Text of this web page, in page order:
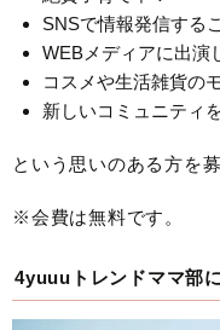
SNSで情報発信する
WEBメディアに出演
コスメや生活雑貨の
新しいコミュニティ
という思いのある方を
※会費は無料です。
4yuuuトレンドママ部